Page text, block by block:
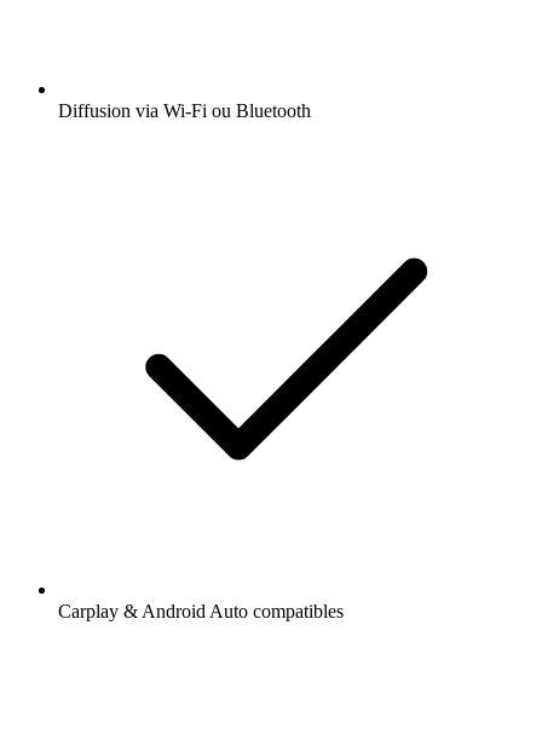
Diffusion via Wi-Fi ou Bluetooth
Carplay & Android Auto compatibles